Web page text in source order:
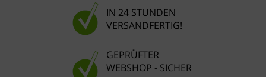
IN 24 STUNDEN
VERSANDFERTIG!
GEPRÜFTER
WEBSHOP - SICHER